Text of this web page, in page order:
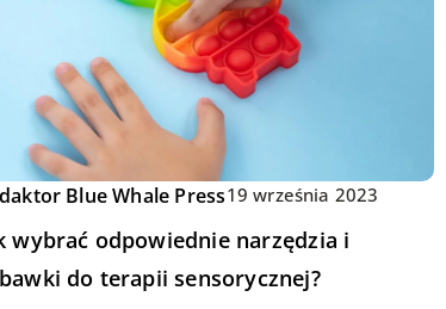
Blue Whale Press19 września 2023
wybrać odpowiednie narzędzia i
do terapii sensorycznej?